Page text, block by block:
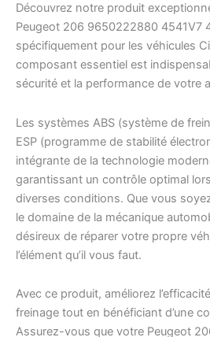
Découvrez notre produit
Peugeot 206 9650222880 4541V7
spécifiquement pour les véhicules
composant essentiel est
sécurité et la performance de votre
Les systèmes ABS (système de
ESP (programme de stabilité
intégrante de la technologie
garantissant un contrôle optimal
diverses conditions. Que vous
le domaine de la mécanique
désireux de réparer votre propre
l’élément qu’il vous faut.
Avec ce produit, améliorez
freinage tout en bénéficiant d’une
Assurez-vous que votre Peugeot